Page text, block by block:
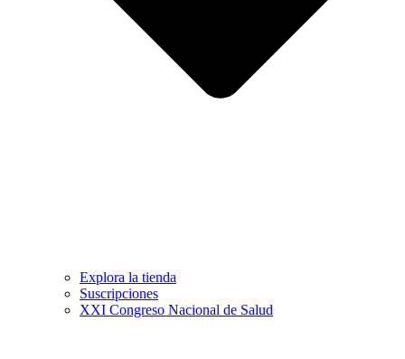
Explora la tienda
Suscripciones
XXI Congreso Nacional de Salud